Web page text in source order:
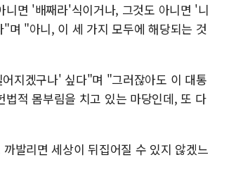
면 '배째라'식이거나, 그것도 아니면 '니
며 "아니, 이 세 가지 모두에 해당되는 것
지겠구나' 싶다"며 "그러잖아도 이 대통
적 몸부림을 치고 있는 마당인데, 또 다
발리면 세상이 뒤집어질 수 있지 않겠느